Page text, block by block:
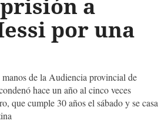
a
por una
de la Audiencia provincial de
hace un año al cinco veces
que cumple 30 años el sábado y se casa